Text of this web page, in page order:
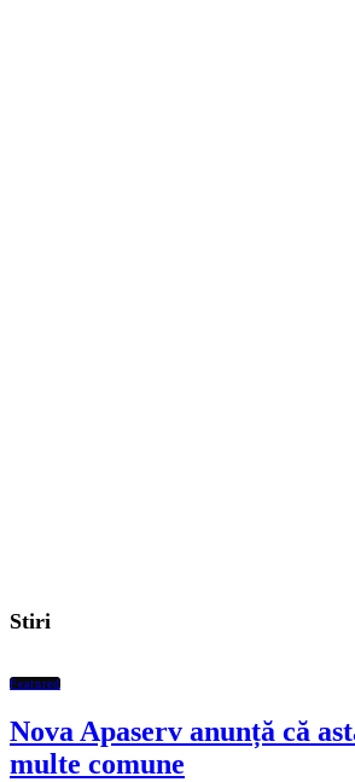
Stiri
Featured
Nova Apaserv anunță că
multe comune